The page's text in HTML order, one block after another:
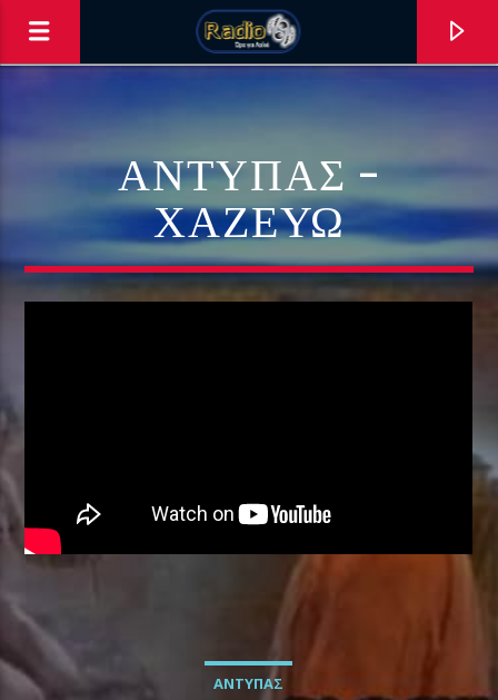
0:00
Radio69 Live
ΑΝΤΎΠΑΣ –
ΧΑΖΕΎΩ
ΑΝΤΥΠΑΣ